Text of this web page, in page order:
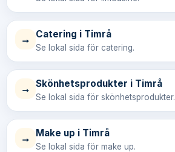
→ Catering i Timrå
Se lokal sida för catering.
→ Skönhetsprodukter i Timrå
Se lokal sida för skönhetsprodukter.
→ Make up i Timrå
Se lokal sida för make up.